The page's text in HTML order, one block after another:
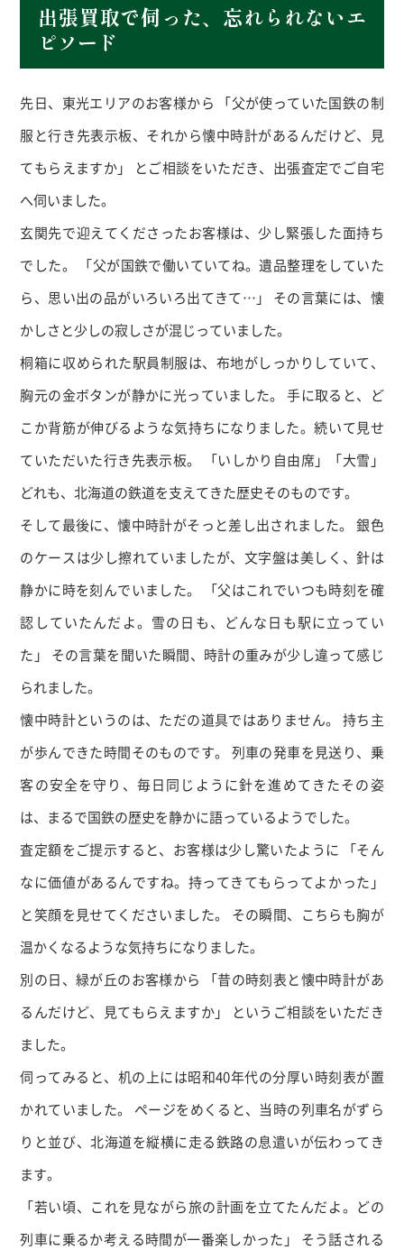
出張買取で伺った、忘れられないエ
ピソード
先日、東光エリアのお客様から 「父が使っていた国鉄の制
服と行き先表示板、それから懐中時計があるんだけど、見
てもらえますか」 とご相談をいただき、出張査定でご自宅
へ伺いました。
玄関先で迎えてくださったお客様は、少し緊張した面持ち
でした。 「父が国鉄で働いていてね。遺品整理をしていた
ら、思い出の品がいろいろ出てきて… 」 その言葉には、懐
かしさと少しの寂しさが混じっていました。
桐箱に収められた駅員制服は、布地がしっかりしていて、
胸元の金ボタンが静かに光っていました。 手に取ると、ど
こか背筋が伸びるような気持ちになりました。続いて見せ
ていただいた行き先表示板。 「いしかり自由席」「大雪」
どれも、北海道の鉄道を支えてきた歴史そのものです。
そして最後に、懐中時計がそっと差し出されました。 銀色
のケースは少し擦れていましたが、文字盤は美しく、針は
静かに時を刻んでいました。 「父はこれでいつも時刻を確
認していたんだよ。雪の日も、どんな日も駅に立ってい
た」 その言葉を聞いた瞬間、時計の重みが少し違って感じ
られました。
懐中時計というのは、ただの道具ではありません。 持ち主
が歩んできた時間そのものです。 列車の発車を見送り、乗
客の安全を守り、毎日同じように針を進めてきたその姿
は、まるで国鉄の歴史を静かに語っているようでした。
査定額をご提示すると、お客様は少し驚いたように 「そん
なに価値があるんですね。持ってきてもらってよかった」
と笑顔を見せてくださいました。 その瞬間、こちらも胸が
温かくなるような気持ちになりました。
別の日、緑が丘のお客様から 「昔の時刻表と懐中時計があ
るんだけど、見てもらえますか」 というご相談をいただき
ました。
伺ってみると、机の上には昭和40年代の分厚い時刻表が置
かれていました。 ページをめくると、当時の列車名がずら
りと並び、北海道を縦横に走る鉄路の息遣いが伝わってき
ます。
「若い頃、これを見ながら旅の計画を立てたんだよ。どの
列車に乗るか考える時間が一番楽しかった」 そう話される